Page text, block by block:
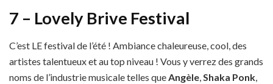
7 – Lovely Brive Festival
C’est LE festival de l’été ! Ambiance chaleureuse, cool, des
artistes talentueux et au top niveau ! Vous y verrez des grands
noms de l’industrie musicale telles que Angèle Shaka Ponk